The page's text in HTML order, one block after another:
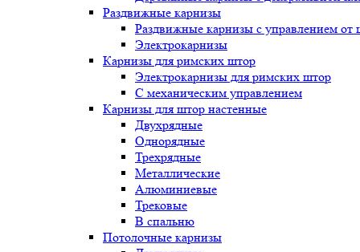
Раздвижные карнизы
Раздвижные карнизы с управлением от
Электрокарнизы
Карнизы для римских штор
Электрокарнизы для римских штор
C механическим управлением
Карнизы для штор настенные
Двухрядные
Однорядные
Трехрядные
Металлические
Алюминиевые
Трековые
В спальню
Потолочные карнизы